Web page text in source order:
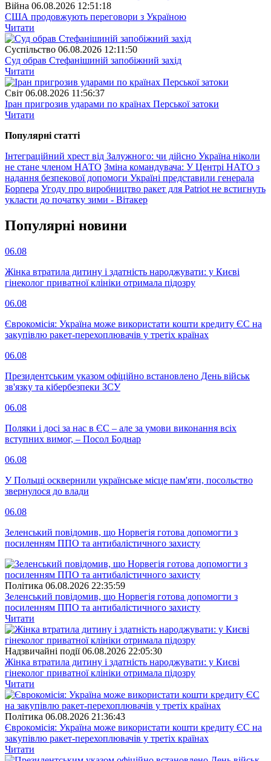
Війна 06.08.2026 12:51:18
США продовжують переговори з Україною
Читати
Суспiльство 06.08.2026 12:11:50
Суд обрав Стефанішиній запобіжний захід
Читати
Свiт 06.08.2026 11:56:37
Іран пригрозив ударами по країнах Перської затоки
Читати
Популярнi статтi
Інтеграційний хрест від Залужного: чи дійсно Україна ніколи
не стане членом НАТО Зміна командувача: У Центрі НАТО з
надання безпекової допомоги Україні представили генерала
Борпера Угоду про виробництво ракет для Patriot не встигнуть
укласти до початку зими - Вітакер
Популярнi новини
06.08
Жінка втратила дитину і здатність народжувати: у Києві
гінеколог приватної клініки отримала підозру
06.08
Єврокомісія: Україна може використати кошти кредиту ЄС на
закупівлю ракет-перехоплювачів у третіх країнах
06.08
Президентським указом офіційно встановлено День військ
зв'язку та кібербезпеки ЗСУ
06.08
Поляки і досі за нас в ЄС – але за умови виконання всіх
вступних вимог, – Посол Боднар
06.08
У Польщі осквернили українське місце пам'яти, посольство
звернулося до влади
06.08
Зеленський повідомив, що Норвегія готова допомогти з
посиленням ППО та антибалістичного захисту
Полiтика 06.08.2026 22:35:59
Зеленський повідомив, що Норвегія готова допомогти з
посиленням ППО та антибалістичного захисту
Читати
Надзвичайні події 06.08.2026 22:05:30
Жінка втратила дитину і здатність народжувати: у Києві
гінеколог приватної клініки отримала підозру
Читати
Полiтика 06.08.2026 21:36:43
Єврокомісія: Україна може використати кошти кредиту ЄС на
закупівлю ракет-перехоплювачів у третіх країнах
Читати